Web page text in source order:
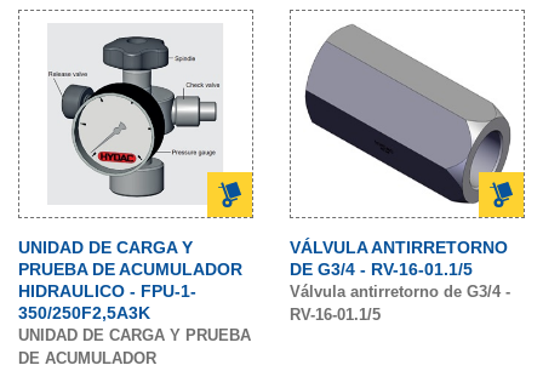
UNIDAD DE CARGA Y
PRUEBA DE ACUMULADOR
HIDRAULICO - FPU-1-
350/250F2,5A3K
UNIDAD DE CARGA Y PRUEBA
DE ACUMULADOR
VÁLVULA ANTIRRETORNO
DE G3/4 - RV-16-01.1/5
Válvula antirretorno de G3/4 -
RV-16-01.1/5